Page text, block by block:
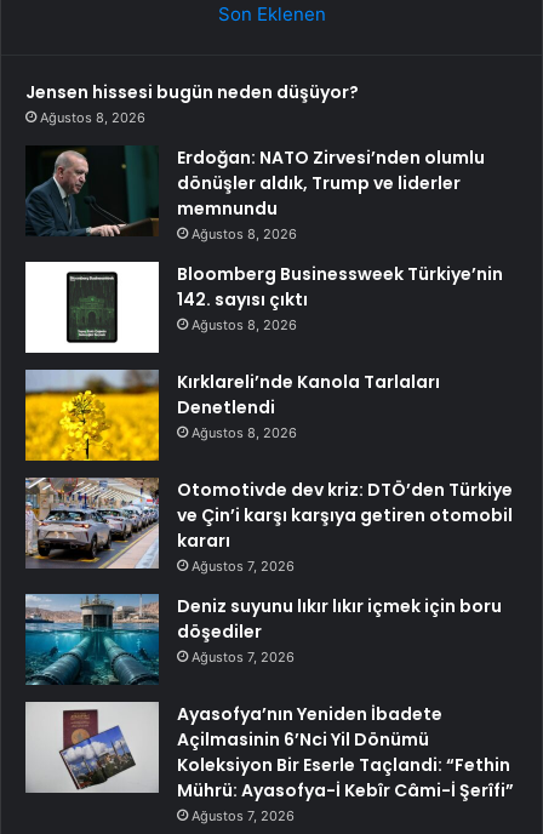
Son Eklenen
Jensen hissesi bugün neden düşüyor?
Ağustos 8, 2026
Erdoğan: NATO Zirvesi’nden olumlu
dönüşler aldık, Trump ve liderler
memnundu
Ağustos 8, 2026
Bloomberg Businessweek Türkiye’nin
142. sayısı çıktı
Ağustos 8, 2026
Kırklareli’nde Kanola Tarlaları
Denetlendi
Ağustos 8, 2026
Otomotivde dev kriz: DTÖ’den Türkiye
ve Çin’i karşı karşıya getiren otomobil
kararı
Ağustos 7, 2026
Deniz suyunu lıkır lıkır içmek için boru
döşediler
Ağustos 7, 2026
Ayasofya’nın Yeniden İbadete
Açilmasinin 6’Nci Yil Dönümü
Koleksiyon Bir Eserle Taçlandi: “Fethin
Mührü: Ayasofya-İ Kebîr Câmi-İ Şerîfi”
Ağustos 7, 2026